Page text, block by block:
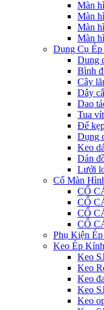
Màn
Màn
Màn
Màn
Dụng Cụ
Dung
Bình
Cây
Dây
Dao
Tua
Đế
Dụng
Keo
Dán
Lưới
Cổ Màn
CỔ
CỔ
CỔ
CỔ
Phụ Kiện
Keo Ép
Keo
Keo
Keo
Keo
Keo